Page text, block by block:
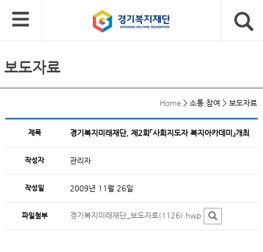
보도자료
Home > 소통·참여 > 보도자료
제목 경기복지미래재단, 제2회「사회지도자 복지아카데미」개최
작성자 관리자
작성일 2009년 11월 26일
파일첨부 경기복지미래재단_보도자료(1126).hwp